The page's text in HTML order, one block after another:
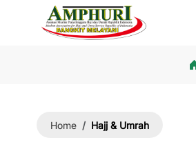
Home Hajj & Umrah